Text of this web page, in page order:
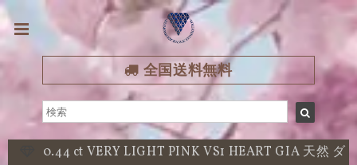
全国送料無料
0.44 ct VERY LIGHT PINK VS1 HEART GIA 天然 ダ